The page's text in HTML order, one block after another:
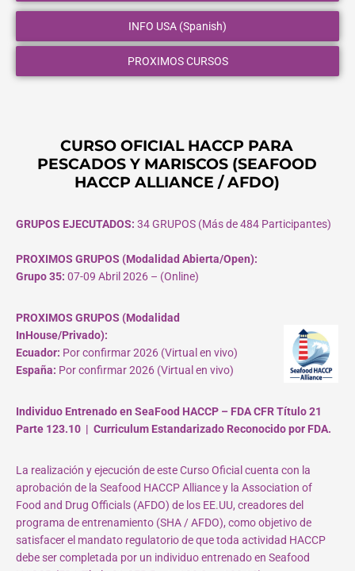
INFO USA (Spanish)
PROXIMOS CURSOS
CURSO OFICIAL HACCP PARA
PESCADOS Y MARISCOS (SEAFOOD
HACCP ALLIANCE / AFDO)
GRUPOS EJECUTADOS: 34 GRUPOS (Más de 484 Participantes)
PROXIMOS GRUPOS (Modalidad Abierta/Open):
Grupo 35: 07-09 Abril 2026 – (Online)
PROXIMOS GRUPOS (Modalidad
InHouse/Privado):
Ecuador: Por confirmar 2026 (Virtual en vivo)
España: Por confirmar 2026 (Virtual en vivo)
Individuo Entrenado en SeaFood HACCP – FDA CFR Título 21
Parte 123.10 | Curriculum Estandarizado Reconocido por FDA.
La realización y ejecución de este Curso Oficial cuenta con la
aprobación de la Seafood HACCP Alliance y la Association of
Food and Drug Officials (AFDO) de los EE.UU, creadores del
programa de entrenamiento (SHA / AFDO), como objetivo de
satisfacer el mandato regulatorio de que toda actividad HACCP
debe ser completada por un individuo entrenado en Seafood